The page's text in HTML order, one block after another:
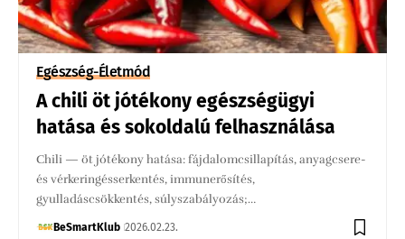
Egészség-Életmód
A chili öt jótékony egészségügyi
hatása és sokoldalú felhasználása
Chili — öt jótékony hatása: fájdalomcsillapítás, anyagcsere-
és vérkeringésserkentés, immunerősítés,
gyulladáscsökkentés, súlyszabályozás;…
BeSmartKlub 2026.02.23.